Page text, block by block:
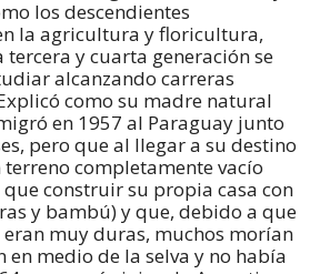
los descendientes
la agricultura y floricultura,
y cuarta generación se
alcanzando carreras
como su madre natural
en 1957 al Paraguay junto
pero que al llegar a su destino
completamente vacío
construir su propia casa con
y bambú) y que, debido a que
eran muy duras, muchos morían
en medio de la selva y no había